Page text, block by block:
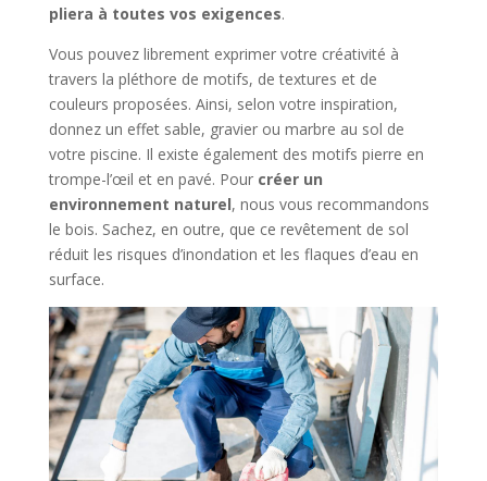
pliera à toutes vos exigences.
Vous pouvez librement exprimer votre créativité à
travers la pléthore de motifs, de textures et de
couleurs proposées. Ainsi, selon votre inspiration,
donnez un effet sable, gravier ou marbre au sol de
votre piscine. Il existe également des motifs pierre en
trompe-l’œil et en pavé. Pour créer un
environnement naturel, nous vous recommandons
le bois. Sachez, en outre, que ce revêtement de sol
réduit les risques d’inondation et les flaques d’eau en
surface.